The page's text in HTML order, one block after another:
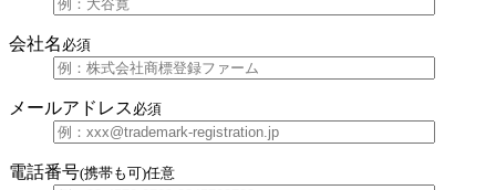
会社名 必須
メールアドレス 必須
電話番号(携帯も可)任意